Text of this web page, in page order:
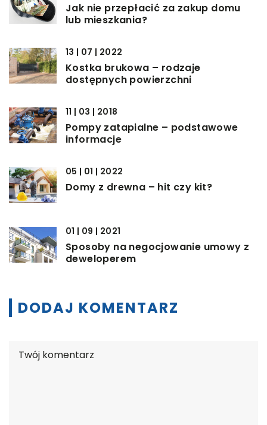
Jak nie przepłacić za zakup domu
lub mieszkania?
13 | 07 | 2022
Kostka brukowa – rodzaje
dostępnych powierzchni
11 | 03 | 2018
Pompy zatapialne – podstawowe
informacje
05 | 01 | 2022
Domy z drewna – hit czy kit?
01 | 09 | 2021
Sposoby na negocjowanie umowy z
deweloperem
DODAJ KOMENTARZ